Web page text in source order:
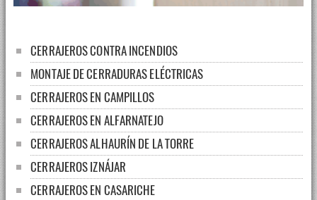
CERRAJEROS CONTRA INCENDIOS
MONTAJE DE CERRADURAS ELÉCTRICAS
CERRAJEROS EN CAMPILLOS
CERRAJEROS EN ALFARNATEJO
CERRAJEROS ALHAURÍN DE LA TORRE
CERRAJEROS IZNÁJAR
CERRAJEROS EN CASARICHE